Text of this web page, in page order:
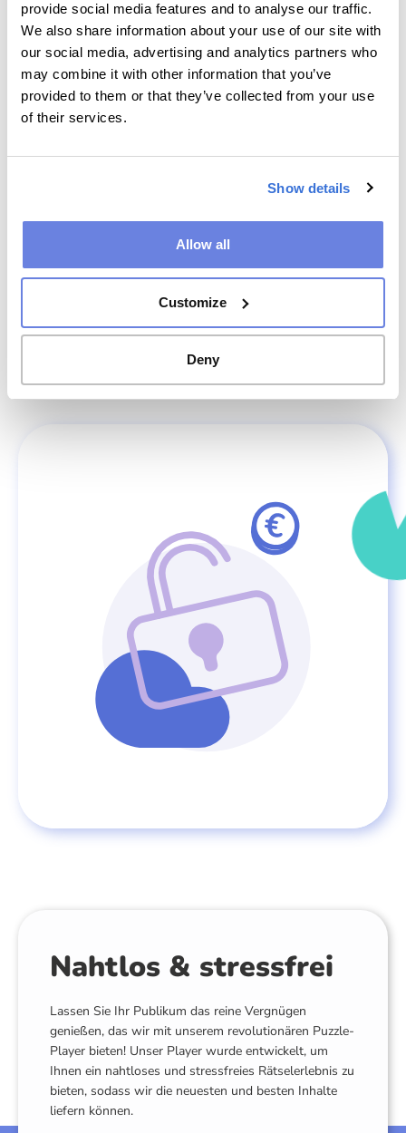
provide social media features and to analyse our traffic.
We also share information about your use of our site with
our social media, advertising and analytics partners who
may combine it with other information that you’ve
provided to them or that they’ve collected from your use
of their services.
Show details
Allow all
Customize
Deny
Egal ob Sie sich für ein Freemium-Modell, eine kanalbasierte
Strategie oder die Bereitstellung unvergleichlicher Puzzle- und
Spielerlebnisse für Ihr Publikum entscheiden – wir unterstützen
Sie auf Ihrem Weg. Wir bieten Ihnen Fachwissen und
maßgeschneiderte Lösungen, um die Erlebnisse Ihrer User zu
Sie deren Potenzial mit unserer innovativen Braintainment-
durch Erlebnisse und gut durchdachte Strategien erreichbar wird.
DEMO ANFORDERN
Nahtlos & stressfrei
Lassen Sie Ihr Publikum das reine Vergnügen
genießen, das wir mit unserem revolutionären Puzzle-
Player bieten! Unser Player wurde entwickelt, um
Ihnen ein nahtloses und stressfreies Rätselerlebnis zu
bieten, sodass wir die neuesten und besten Inhalte
liefern können.